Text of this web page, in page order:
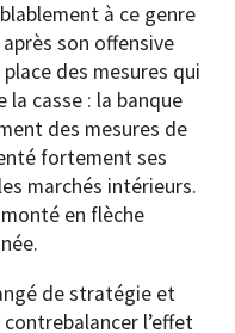
à ce genre
son offensive
des mesures qui
casse : la banque
des mesures de
fortement ses
marchés intérieurs.
en flèche
de stratégie et
l’effet